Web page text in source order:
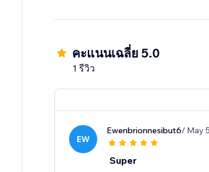
คะแนนเฉลี่ย 5.0
1 รีวิว
EW
Ewenbrionnesibut6/ May
Super